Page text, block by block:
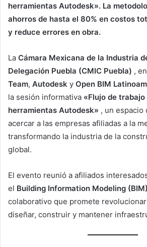
herramientas Autodesk». La
ahorros de hasta el 80% en costos
y reduce errores en obra.
La Cámara Mexicana de la Industria
Delegación Puebla (CMIC Puebla) ,
Team, Autodesk y Open BIM
la sesión informativa «Flujo de trabajo
herramientas Autodesk» , un espacio
acercar a las empresas afiliadas a la
transformando la industria de la
global.
El evento reunió a afiliados
el Building Information Modeling (BIM)
colaborativo que promete
diseñar, construir y mantener